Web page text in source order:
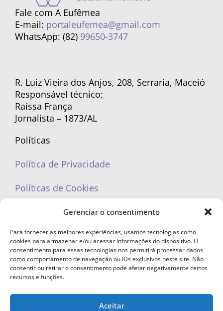
Gerenciar o consentimento
Para fornecer as melhores experiências, usamos tecnologias como
cookies para armazenar e/ou acessar informações do dispositivo. O
consentimento para essas tecnologias nos permitirá processar dados
como comportamento de navegação ou IDs exclusivos neste site. Não
consentir ou retirar o consentimento pode afetar negativamente certos
recursos e funções.
Aceitar
Fale com A Eufêmea
E-mail: portaleufemea@gmail.com
WhatsApp: (82) 99650-3747
R. Luiz Vieira dos Anjos, 208, Serraria, Maceió
Responsável técnico:
Raíssa França
Jornalista – 1873/AL
Políticas
Política de Privacidade
Políticas de Cookies
portaleufemea@gmail.com
© Copyright 2023 - Todos os direitos reservados. Proibida cópia total ou